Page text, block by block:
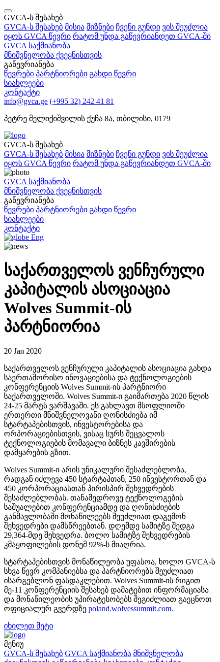
GVCA-ს შესახებ
GVCA-ს შესახებ მისია მიზნები ჩვენი გუნდი ვის შეუძლია
იყოს GVCA წევრი რატომ უნდა გაწევრიანდეთ GVCA-ში
GVCA საქმიანობა
მნიშვნელობა ქვეყნისთვის
გაწევრიანება
წევრები პარტნიორები გახდი წევრი
სიახლეები
კონტაქტი
info@gvca.ge (+995 32) 242 41 81
პეტრე მელიქიშვილის ქუჩა 8ა, თბილისი, 0179
GVCA-ს შესახებ
GVCA-ს შესახებ მისია მიზნები ჩვენი გუნდი ვის შეუძლია
იყოს GVCA წევრი რატომ უნდა გაწევრიანდეთ GVCA-ში
GVCA საქმიანობა
მნიშვნელობა ქვეყნისთვის
გაწევრიანება
წევრები პარტნიორები გახდი წევრი
სიახლეები
კონტაქტი
Eng
საქართველოს ვენჩურული
კაპიტალის ასოციაცია
Wolves Summit-ის
პარტნიორია
20 Jan 2020
საქართველოს ვენჩურული კაპიტალის ასოციაცია გახდა
საერთაშორისო ინოვაციებისა და ტექნოლოგიების
კონფერენციის Wolves Summit-ის პარტნიორი
საქართველოში. Wolves Summit-ი გაიმართება 2020 წლის
24-25 მარტს ვარშავაში. ეს გახლავთ მსოფლიოში
ერთერთი მნიშვნელოვანი ღონისძიება იმ
სტარტაპებისთვის, ინვესტორებისა და
ორპორაციებისთვის, ვისაც სურს შეცვალოს
ტექნოლოგიების მომავალი ბიზნეს კავშირების
დამყარების გზით.
Wolves Summit-ი არის უნიკალური შესაძლებლობა,
რადგან იძლევა 450 სტარტაპთან, 250 ინვესტორთან და
450 კორპორაციასთან პირისპირ შეხვედრების
შესაძლებლობას. თანამედროვე ტექნოლოგების
საშუალებით კონფერენციამდე და ღონისძიების
განმავლობაში მონაწილეებს შეუძლიათ დაგემონ
შეხვედრები დამსწრეებთან. დღემდე სამიტზე შედგა
29,364-მდე შეხვედრა. ბოლო სამიტზე შეხვედრების
კმაყოფილების დონემ 92%-ს მიაღრია.
სტარტაპებისთვის მონაწილეობა უფასოა, ხოლო GVCA-ს
სხვა წევრ კომპანიებსა და პარტნიორებს შეუძლიათ
ისარგებლონ ფასდაკლებით. Wolves Summit-ის რიგით
მე-11 კონფერენციის შესახებ დამატებით ინფორმაციასა
და მონაწილეობის უპირატესობებს შეგიძლიათ გაეცნოთ
ოფიციალურ გვერდზე poland.wolvessummit.com.
იხილეთ მეტი
მენიუ
GVCA-ს შესახებ GVCA საქმიანობა მნიშვნელობა